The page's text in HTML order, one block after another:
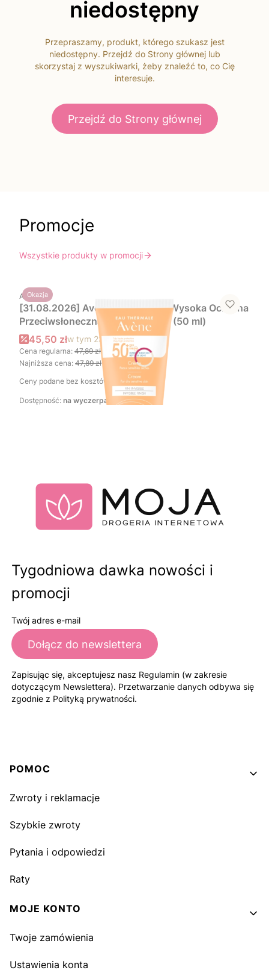
niedostępny
Przepraszamy, produkt, którego szukasz jest
niedostępny. Przejdź do Strony głównej lub
skorzystaj z wyszukiwarki, żeby znaleźć to, co Cię
interesuje.
Przejdź do Strony głównej
Promocje
Wszystkie produkty w promocji
Okazja
PRODUCENT
AVENE
[31.08.2026] Avène Sun Bardzo Wysoka Ochrona
Przeciwsłoneczna Krem SPF 50+ (50 ml)
Cena promocyjna brutto
45,50 złw tym 23%VAT
Cena regularna: 47,89 zł-5%
Najniższa cena: 47,89 zł-5%
Ceny podane bez kosztów dostawy.
Dostępność: na wyczerpaniu
Tygodniowa dawka nowości i
promocji
Twój adres e-mail
Dołącz do newslettera
Zapisując się, akceptujesz nasz Regulamin (w zakresie
dotyczącym Newslettera). Przetwarzanie danych odbywa się
zgodnie z Polityką prywatności.
Linki w stopce
POMOC
Zwroty i reklamacje
Szybkie zwroty
Pytania i odpowiedzi
Raty
MOJE KONTO
Twoje zamówienia
Ustawienia konta